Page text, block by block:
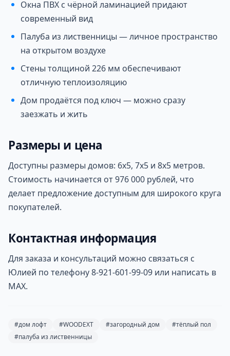
Окна ПВХ с чёрной ламинацией придают
современный вид
Палуба из лиственницы — личное пространство
на открытом воздухе
Стены толщиной 226 мм обеспечивают
отличную теплоизоляцию
Дом продаётся под ключ — можно сразу
заезжать и жить
Размеры и цена
Доступны размеры домов: 6х5, 7х5 и 8х5 метров.
Стоимость начинается от 976 000 рублей, что
делает предложение доступным для широкого круга
покупателей.
Контактная информация
Для заказа и консультаций можно связаться с
Юлией по телефону 8-921-601-99-09 или написать в
MAX.
#дом лофт #WOODEXT #загородный дом
#тёплый пол
#палуба из лиственницы